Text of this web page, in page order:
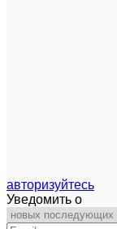
авторизуйтесь
Уведомить о